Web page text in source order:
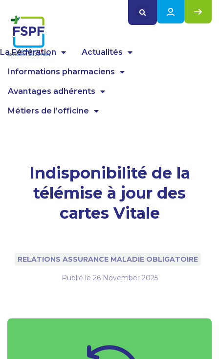
La Fédération Actualités
Informations pharmaciens
Avantages adhérents
Métiers de l’officine
Indisponibilité de la
télémise à jour des
cartes Vitale
RELATIONS ASSURANCE MALADIE OBLIGATOIRE
Publié le 26 November 2025